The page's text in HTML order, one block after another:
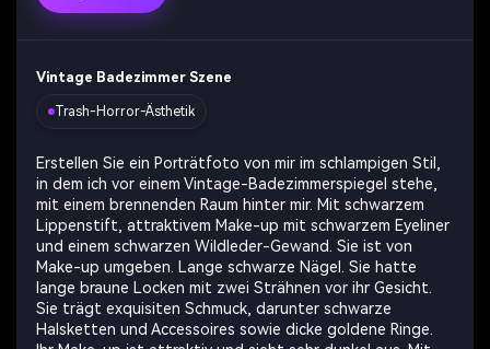
Vintage Badezimmer Szene
Trash-Horror-Ästhetik
Erstellen Sie ein Porträtfoto von mir im schlampigen Stil,
in dem ich vor einem Vintage-Badezimmerspiegel stehe,
mit einem brennenden Raum hinter mir. Mit schwarzem
Lippenstift, attraktivem Make-up mit schwarzem Eyeliner
und einem schwarzen Wildleder-Gewand. Sie ist von
Make-up umgeben. Lange schwarze Nägel. Sie hatte
lange braune Locken mit zwei Strähnen vor ihr Gesicht.
Sie trägt exquisiten Schmuck, darunter schwarze
Halsketten und Accessoires sowie dicke goldene Ringe.